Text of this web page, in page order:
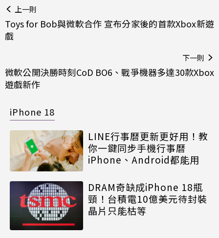
上一則
Toys for Bob與微軟合作 宣布分家後的首款Xbox新遊
戲
下一則
微軟公開決勝時刻CoD BO6、戰爭機器多達30款Xbox
遊戲新作
iPhone 18
LINE行事曆更新更好用！教
你一鍵同步手機行事曆
iPhone、Android都能用
DRAM奇缺成iPhone 18瓶
頸！台積電10億美元待封裝
晶片只能枯等